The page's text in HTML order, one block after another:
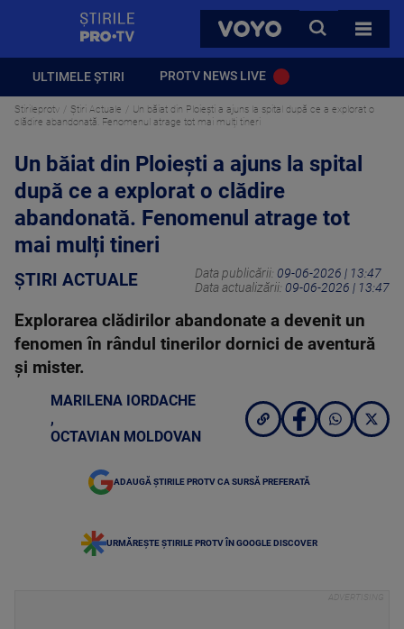
VOYO
CAUTA
TOATE
ULTIMELE ȘTIRI PROTV NEWS LIVE
Stirileprotv Știri Actuale
Un băiat din Ploiești a ajuns la spital după ce a explorat o
clădire abandonată. Fenomenul atrage tot mai mulți tineri
Un băiat din Ploiești a ajuns la spital
după ce a explorat o clădire
abandonată. Fenomenul atrage tot
mai mulți tineri
ȘTIRI ACTUALE Data publicării: 09-06-2026 | 13:47
Data actualizării: 09-06-2026 | 13:47
Explorarea clădirilor abandonate a devenit un
fenomen în rândul tinerilor dornici de aventură
și mister.
MARILENA IORDACHE
,
OCTAVIAN MOLDOVAN
ADAUGĂ ȘTIRILE PROTV CA SURSĂ PREFERATĂ
URMĂREȘTE ȘTIRILE PROTV ÎN GOOGLE DISCOVER